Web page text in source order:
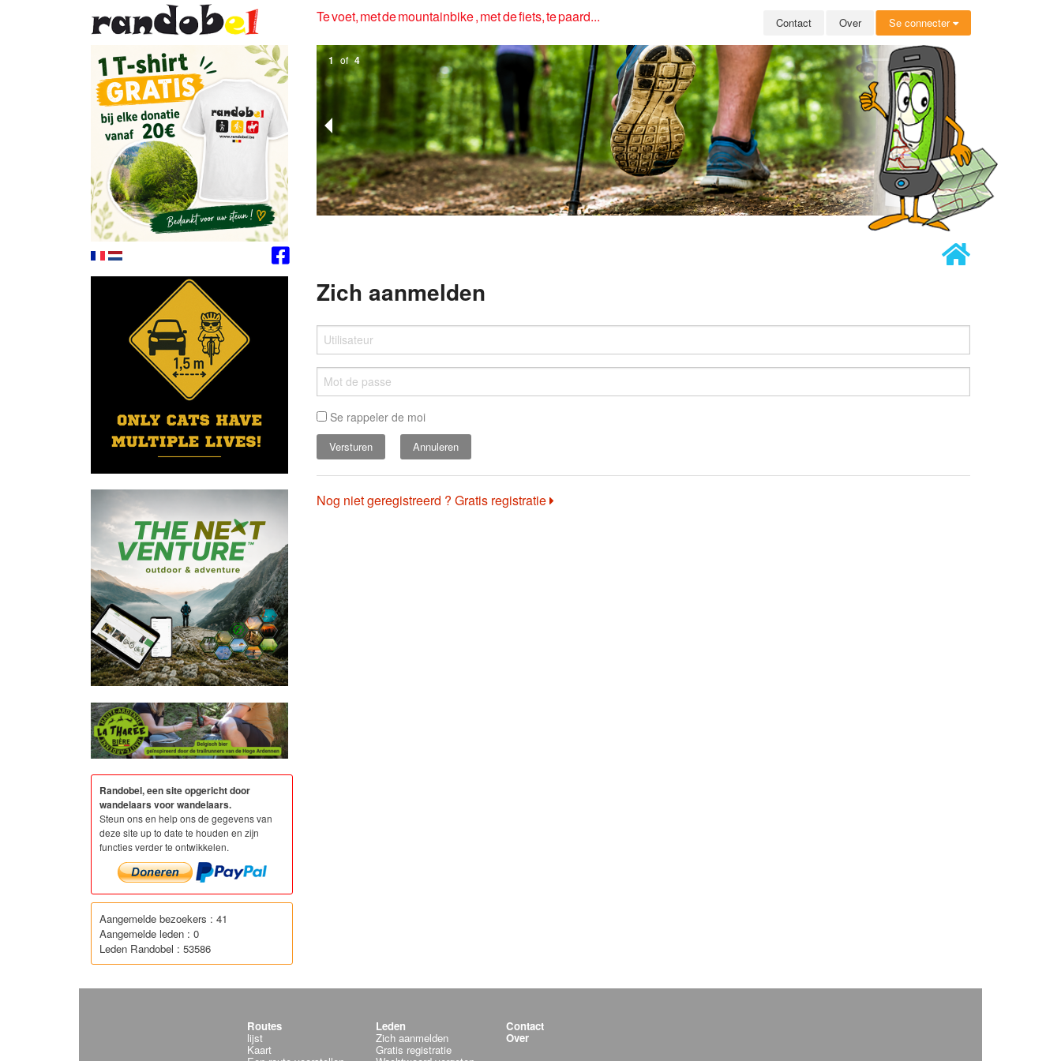
Te voet, met de mountainbike , met de fiets, te paard... Contact Over Se connecter
1 of 4
Zich aanmelden
Se rappeler de moi
Annuleren
Nog niet geregistreerd ? Gratis registratie
Randobel, een site opgericht door
wandelaars voor wandelaars.
Steun ons en help ons de gegevens van
deze site up to date te houden en zijn
functies verder te ontwikkelen.
Aangemelde bezoekers : 41
Aangemelde leden : 0
Leden Randobel : 53586
Routes
lijst
Kaart
Leden
Zich aanmelden
Gratis registratie
Contact
Over